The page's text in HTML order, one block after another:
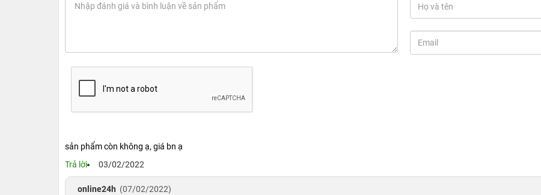
Như đã phân tích ở trên,
tầm giá cùng những trải nghiệm tuyệt vời mà nó mang lại. Vậy thì phiên bản này sở hữu những tính năng gì đặc biệt? Hãy cùng
tìm hiểu ngay sau đây.
ngoại lệ. Sở hữu kích thước màn hình lên đến 6 inch giúp người sử dụng có được những trải nghiệm tuyệt vời nhất. Không
sản phẩm còn không ạ, giá bn ạ
Trả lời
03/02/2022
online24h (07/02/2022)